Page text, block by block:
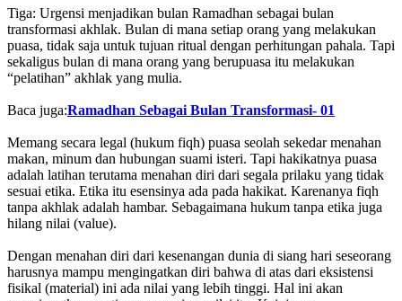
Tiga: Urgensi menjadikan bulan Ramadhan sebagai bulan
transformasi akhlak. Bulan di mana setiap orang yang melakukan
puasa, tidak saja untuk tujuan ritual dengan perhitungan pahala. Tapi
sekaligus bulan di mana orang yang berupuasa itu melakukan
“pelatihan” akhlak yang mulia.
Baca juga:Ramadhan Sebagai Bulan Transformasi- 01
Memang secara legal (hukum fiqh) puasa seolah sekedar menahan
makan, minum dan hubungan suami isteri. Tapi hakikatnya puasa
adalah latihan terutama menahan diri dari segala prilaku yang tidak
sesuai etika. Etika itu esensinya ada pada hakikat. Karenanya fiqh
tanpa akhlak adalah hambar. Sebagaimana hukum tanpa etika juga
hilang nilai (value).
Dengan menahan diri dari kesenangan dunia di siang hari seseorang
harusnya mampu mengingatkan diri bahwa di atas dari eksistensi
fisikal (material) ini ada nilai yang lebih tinggi. Hal ini akan